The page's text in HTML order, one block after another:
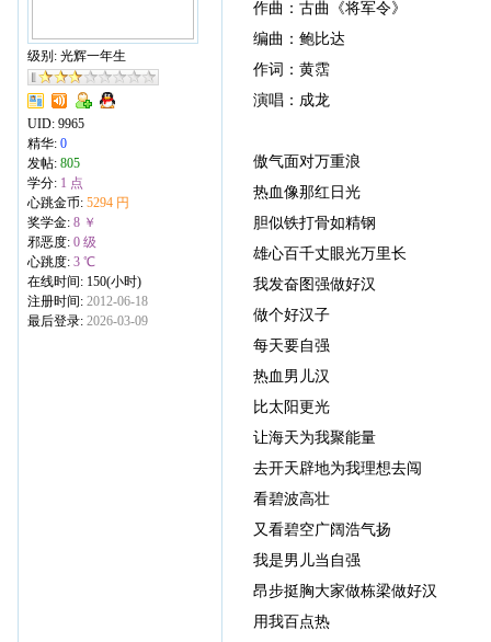
级别: 光辉一年生
UID: 9965
精华: 0
发帖: 805
学分: 1 点
心跳金币: 5294 円
奖学金: 8 ￥
邪恶度: 0 级
心跳度: 3 ℃
在线时间: 150(小时)
注册时间: 2012-06-18
最后登录: 2026-03-09
作曲：古曲《将军令》
编曲：鲍比达
作词：黄霑
演唱：成龙
傲气面对万重浪
热血像那红日光
胆似铁打骨如精钢
雄心百千丈眼光万里长
我发奋图强做好汉
做个好汉子
每天要自强
热血男儿汉
比太阳更光
让海天为我聚能量
去开天辟地为我理想去闯
看碧波高壮
又看碧空广阔浩气扬
我是男儿当自强
昂步挺胸大家做栋梁做好汉
用我百点热